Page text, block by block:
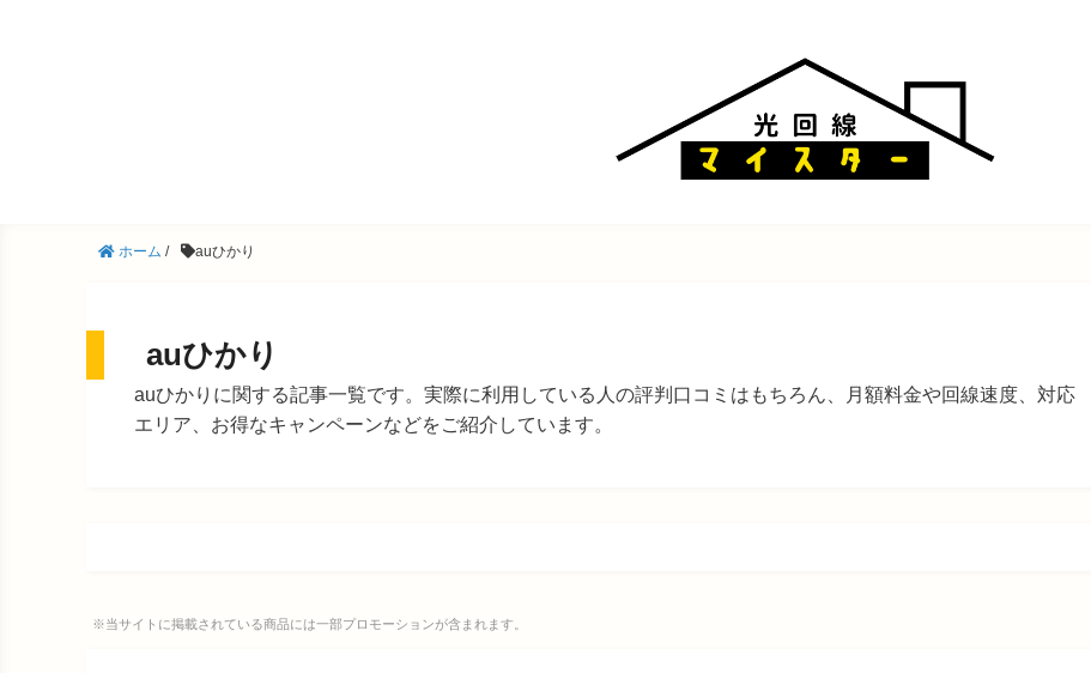
ホーム / auひかり
auひかり
auひかりに関する記事一覧です。実際に利用している人の評判口コミはもちろん、月額料金や回線速度、対応
エリア、お得なキャンペーンなどをご紹介しています。
※当サイトに掲載されている商品には一部プロモーションが含まれます。